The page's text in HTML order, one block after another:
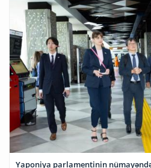
Yaponiya parlamentinin